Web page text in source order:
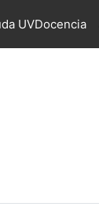
UVDocencia